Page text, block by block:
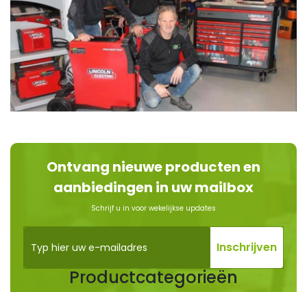
Ontvang nieuwe producten en
aanbiedingen in uw mailbox
Schrijf u in voor wekelijkse updates
Productcategorieën